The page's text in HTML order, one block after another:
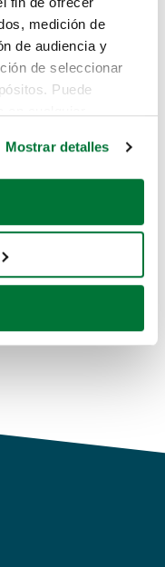
medición de
de audiencia y
de seleccionar
Puede
ubicación geográfica
activamente
(huellas
se procesan sus
sitio web con
publicidad y análisis
Mostrar detalles
aquí.
estás